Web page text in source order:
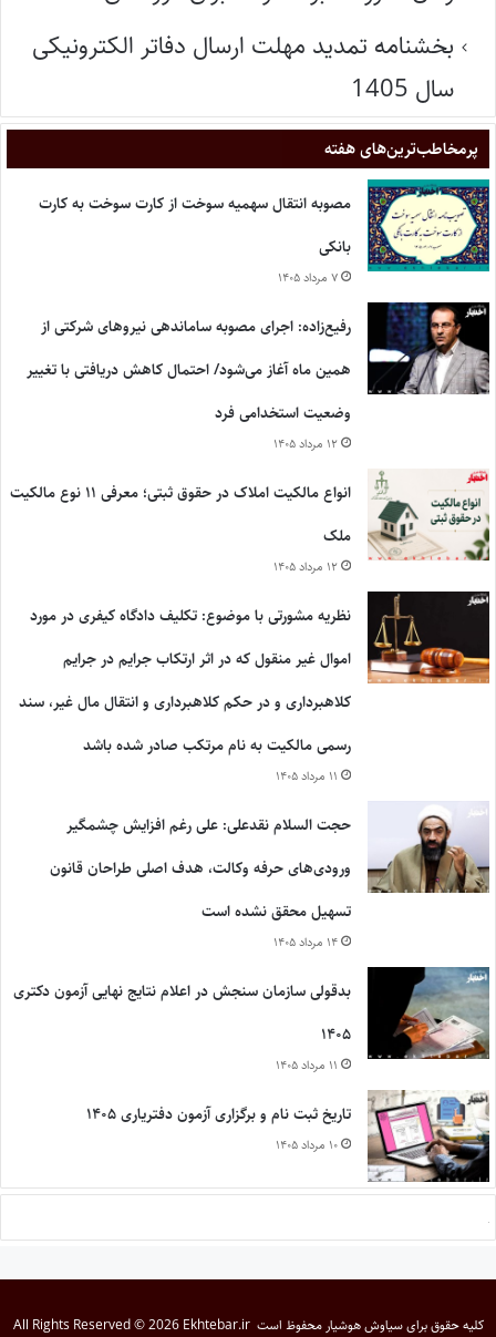
بخشنامه تمدید مهلت ارسال دفاتر الکترونیکی
سال 1405
پر‌مخاطب‌ترین‌های هفته
مصوبه انتقال سهمیه سوخت از کارت سوخت به کارت
بانکی
۷ مرداد ۱۴۰۵
رفیع‌زاده: اجرای مصوبه ساماندهی نیروهای شرکتی از
همین ماه آغاز می‌شود/ احتمال کاهش دریافتی با تغییر
وضعیت استخدامی فرد
۱۲ مرداد ۱۴۰۵
انواع مالکیت املاک در حقوق ثبتی؛ معرفی ۱۱ نوع مالکیت
ملک
۱۲ مرداد ۱۴۰۵
نظریه مشورتی با موضوع: تکلیف دادگاه کیفری در مورد
اموال غیر منقول که در اثر ارتکاب جرایم در جرایم
کلاهبرداری و در حکم کلاهبرداری و انتقال مال غیر، سند
رسمی مالکیت به نام مرتکب صادر شده باشد
۱۱ مرداد ۱۴۰۵
حجت السلام نقدعلی: علی رغم افزایش چشمگیر
ورودی‌های حرفه وکالت، هدف اصلی طراحان قانون
تسهیل محقق نشده است
۱۴ مرداد ۱۴۰۵
بدقولی سازمان سنجش در اعلام نتایج نهایی آزمون دکتری
۱۴۰۵
۱۱ مرداد ۱۴۰۵
تاریخ ثبت نام و برگزاری آزمون دفتریاری ۱۴۰۵
۱۰ مرداد ۱۴۰۵
کلیه حقوق برایسیاوش هوشیار محفوظ است All Rights Reserved © 2026 Ekhtebar.ir